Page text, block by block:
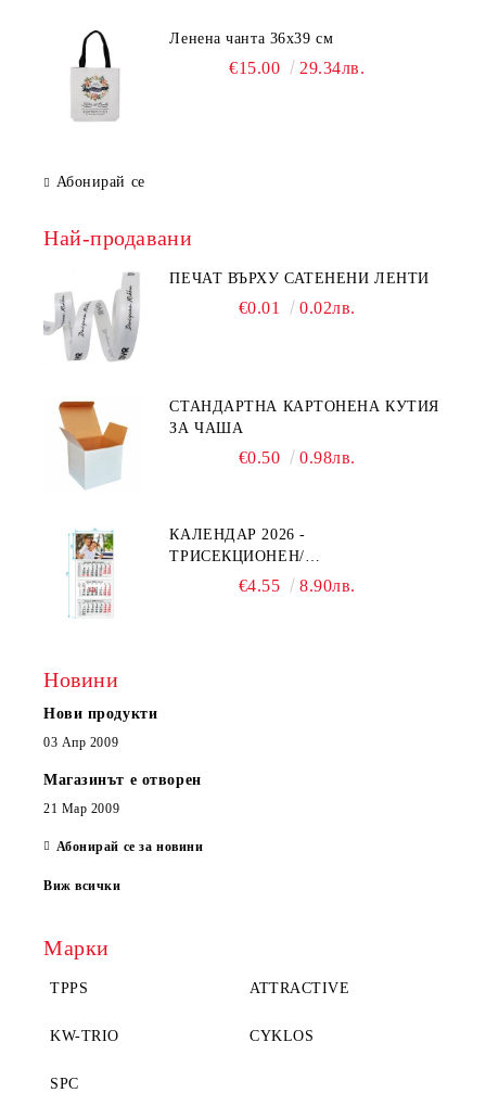
Ленена чанта 36х39 см
€15.00 29.34лв.
Абонирай се
Най-продавани
ПЕЧАТ ВЪРХУ САТЕНЕНИ ЛЕНТИ
€0.01 0.02лв.
СТАНДАРТНА КАРТОНЕНА КУТИЯ
ЗА ЧАША
€0.50 0.98лв.
КАЛЕНДАР 2026 -
ТРИСЕКЦИОНЕН/
ЕДНОСЕКЦИОНЕН
€4.55 8.90лв.
Новини
Нови продукти
03 Апр 2009
Магазинът е отворен
21 Мар 2009
Абонирай се за новини
Виж всички
Марки
TPPS ATTRACTIVE
KW-TRIO CYKLOS
SPC